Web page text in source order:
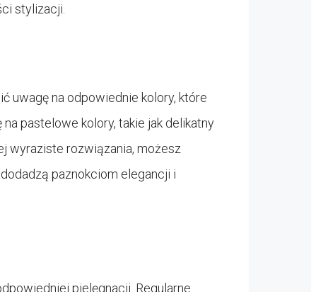
stylizacji.
uwagę na odpowiednie kolory, które
pastelowe kolory, takie jak delikatny
wyraziste rozwiązania, możesz
paznokciom elegancji i
pielęgnacji. Regularne